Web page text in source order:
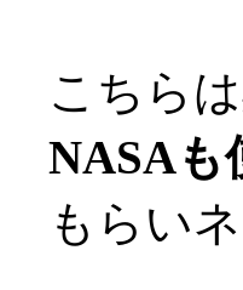
こちら
NASAも
もらい